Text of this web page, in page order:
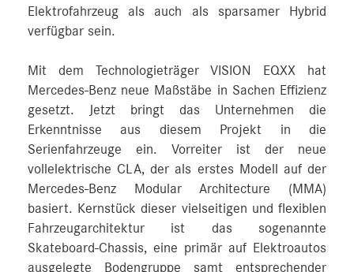
Elektrofahrzeug als auch als sparsamer Hybrid
verfügbar sein.
Mit dem Technologieträger VISION EQXX hat
Mercedes-Benz neue Maßstäbe in Sachen Effizienz
gesetzt. Jetzt bringt das Unternehmen die
Erkenntnisse aus diesem Projekt in die
Serienfahrzeuge ein. Vorreiter ist der neue
vollelektrische CLA, der als erstes Modell auf der
Mercedes-Benz Modular Architecture (MMA)
basiert. Kernstück dieser vielseitigen und flexiblen
Fahrzeugarchitektur ist das sogenannte
Skateboard-Chassis, eine primär auf Elektroautos
ausgelegte Bodengruppe samt entsprechender